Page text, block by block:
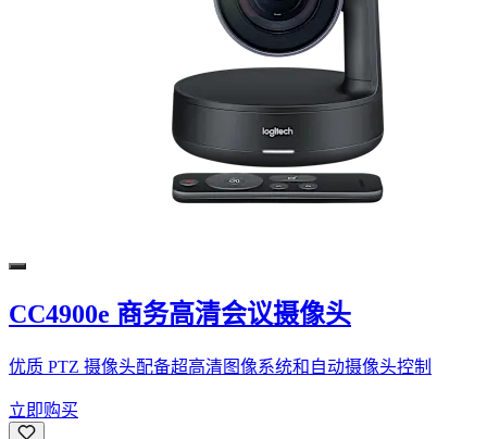
CC4900e 商务高清会议摄像头
优质 PTZ 摄像头配备超高清图像系统和自动摄像头控制
立即购买